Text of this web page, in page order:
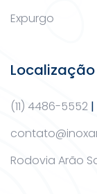
Expurgo
Localização
(11) 4486-5552 |
Rodovia Arão